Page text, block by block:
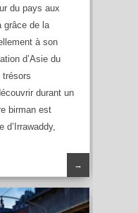
du pays aux
grâce de la
à son
d’Asie du
trésors
durant un
birman est
→